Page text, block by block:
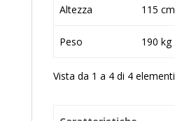
Altezza 115 cm
Peso 190 kg
Vista da 1 a 4 di 4 elementi